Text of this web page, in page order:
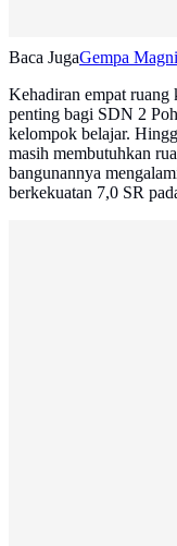
Baca JugaGempa
Kehadiran empat ruang
penting bagi SDN 2
kelompok belajar.
masih membutuhkan
bangunannya
berkekuatan 7,0 SR